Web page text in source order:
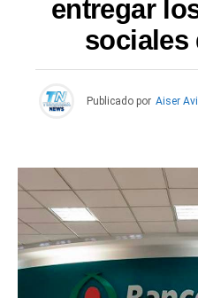
entregar
sociales
Publicado por Aiser